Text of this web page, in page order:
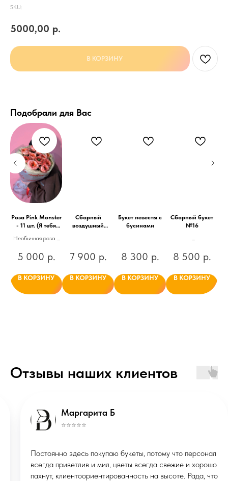
SKU:
5000,00 р.
В КОРЗИНУ
Подобрали для Вас
Роза Pink Monster
- 11 шт. (Я тебя
Необычная роза в
самыми важными
5 000 р.
В КОРЗИНУ
Сборный
воздушный
7 900 р.
В КОРЗИНУ
Букет невесты с
бусинами
8 300 р.
В КОРЗИНУ
Сборный букет
№16
букет с
и диантусами
8 500 р.
В КОРЗИНУ
Отзывы наших клиентов
Маргарита Б
⭐️⭐️⭐️⭐️⭐️
Постоянно здесь покупаю букеты, потому что персонал
всегда приветлив и мил, цветы всегда свежие и хорошо
пахнут, клиентоориентированность на высоте. Рада, что
ОГРНИП: 322508100086457
ИНН: 290133613496
*Instagram запрещённая соцсеть в
РФ
© ВМЕСТО СЛОВ, 2026
STUDIORUSSIA
X
Сделано в
СТУДИЯ ВЕБДИЗАЙНА